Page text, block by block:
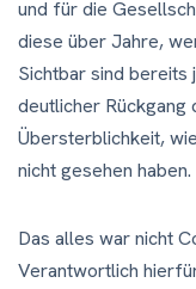
und für die
diese über Jahre,
Sichtbar sind bereits
deutlicher Rückgang
Übersterblichkeit,
nicht gesehen haben.
Das alles war nicht
Verantwortlich